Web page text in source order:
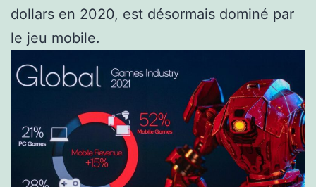
dollars en 2020, est désormais dominé par
le jeu mobile.